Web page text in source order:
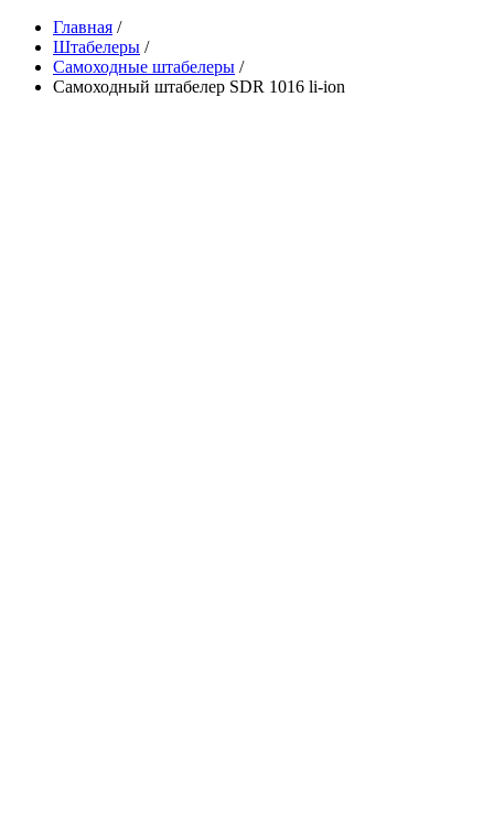
Главная /
Штабелеры /
Самоходные штабелеры /
Самоходный штабелер SDR 1016 li-ion